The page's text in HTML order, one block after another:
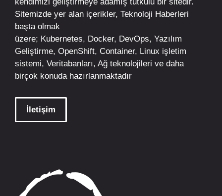
Sitemizde yer alan içerikler, Teknoloji Haberleri
başta olmak
üzere; Kubernetes, Docker, DevOps, Yazılım
Geliştirme, OpenShift, Container, Linux işletim
sistemi, Veritabanları, Ağ teknolojileri ve daha
birçok konuda hazırlanmaktadır
İletişim